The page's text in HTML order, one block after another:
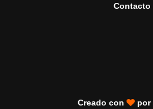
Contacto
Creado con por